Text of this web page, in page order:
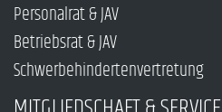
Personalrat & JAV
Betriebsrat & JAV
Schwerbehindertenvertretung